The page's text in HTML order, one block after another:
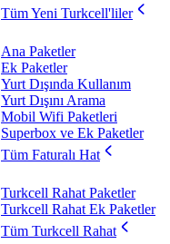
Tüm Yeni Turkcell'liler
Ana Paketler
Ek Paketler
Yurt Dışında Kullanım
Yurt Dışını Arama
Mobil Wifi Paketleri
Superbox ve Ek Paketler
Tüm Faturalı Hat
Turkcell Rahat Paketler
Turkcell Rahat Ek Paketler
Tüm Turkcell Rahat